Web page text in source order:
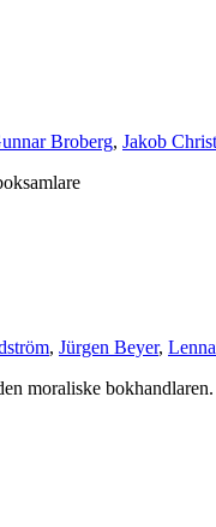
Broberg, Jakob
, Jürgen Beyer,
moraliske bokhandlaren.